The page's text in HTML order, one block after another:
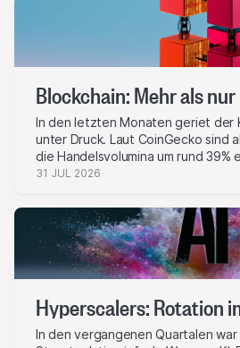
Blockchain: Mehr als
In den letzten Monaten geriet der
unter Druck. Laut CoinGecko sind
die Handelsvolumina um rund 39%
liegt der Gesamtmarktwert aller
Höchststands von Ende 2025.
Kryptoaktien litten: Die
Umsätzen begleiteten einen
Konzernen wie dem weltweit
unternehmerischen Bitcoin-
Signale für eine Bodenbildung.
31 JUL 2026
Hyperscalers: Rotation
In den vergangenen Quartalen